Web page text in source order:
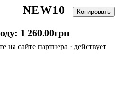
NEW10 Копировать
1 260.00грн
на сайте партнера · действует